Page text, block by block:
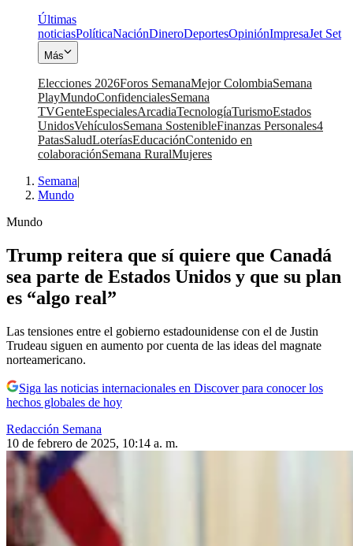
Últimas
noticiasPolíticaNaciónDineroDeportesOpiniónImpresaJet Set
Más
Elecciones 2026Foros SemanaMejor ColombiaSemana
PlayMundoConfidencialesSemana
TVGenteEspecialesArcadiaTecnologíaTurismoEstados
UnidosVehículosSemana SostenibleFinanzas Personales4
PatasSaludLoteríasEducaciónContenido en
colaboraciónSemana RuralMujeres
Semana|
Mundo
Mundo
Trump reitera que sí quiere que Canadá
sea parte de Estados Unidos y que su plan
es “algo real”
Las tensiones entre el gobierno estadounidense con el de Justin
Trudeau siguen en aumento por cuenta de las ideas del magnate
norteamericano.
Siga las noticias internacionales en Discover para conocer los
hechos globales de hoy
Redacción Semana
10 de febrero de 2025, 10:14 a. m.